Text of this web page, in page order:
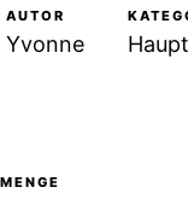
AUTOR
Yvonne
MENGE